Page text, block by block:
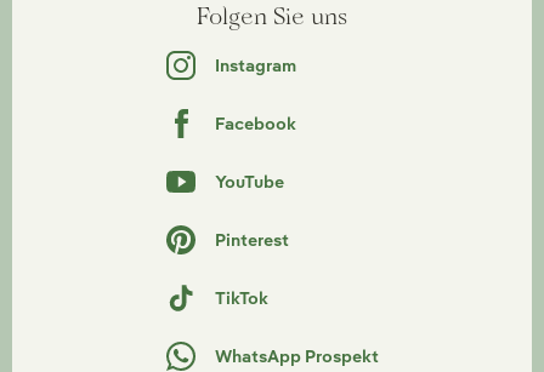
Folgen Sie uns
Instagram
Facebook
YouTube
Pinterest
TikTok
WhatsApp Prospekt